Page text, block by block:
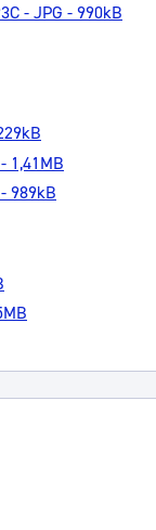
- JPG - 990kB
1,41MB
989kB